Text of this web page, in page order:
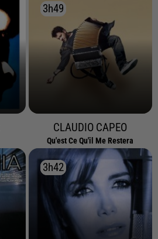
3h49
3h49
CLAUDIO CAPEO
Qu'est Ce Qu'il Me Restera
3h42
3h42